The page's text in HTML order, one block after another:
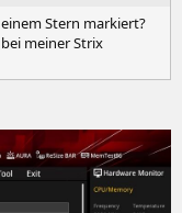
Stern markiert?
meiner Strix